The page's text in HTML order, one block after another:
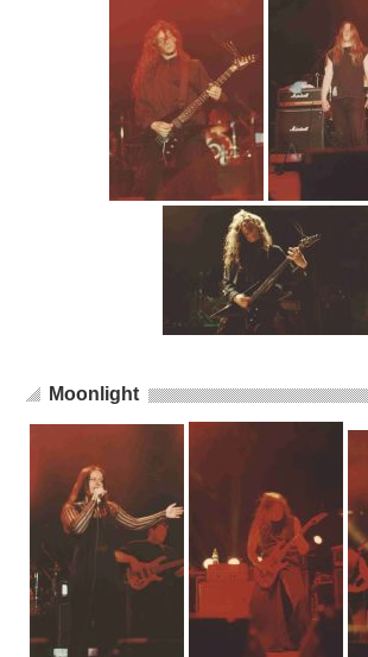
Moonlight